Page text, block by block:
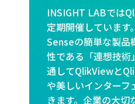
INSIGHT LABでは
定期開催していま
Senseの簡単な製品
性である「連想技術
通してQlikViewと
や美しいインターフ
きます。企業の大切